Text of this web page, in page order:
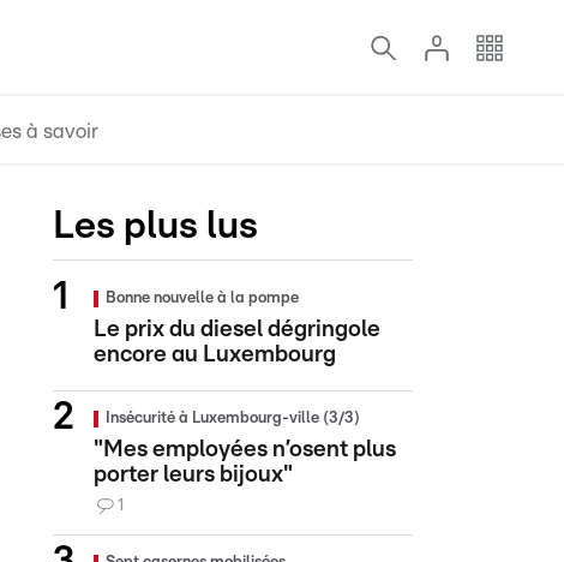
à savoir
Les plus lus
Bonne nouvelle à la pompe
Le prix du diesel dégringole
encore au Luxembourg
Insécurité à Luxembourg-ville (3/3)
"Mes employées n’osent plus
porter leurs bijoux"
1